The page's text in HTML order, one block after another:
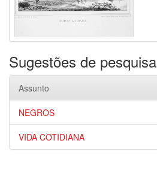
Sugestões de pesquisa
Assunto
NEGROS
VIDA COTIDIANA